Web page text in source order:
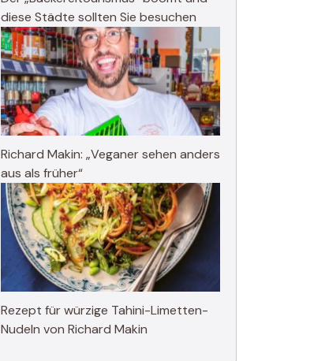
diese Städte sollten Sie besuchen
Richard Makin: „Veganer sehen anders
aus als früher“
Rezept für würzige Tahini-Limetten-
Nudeln von Richard Makin